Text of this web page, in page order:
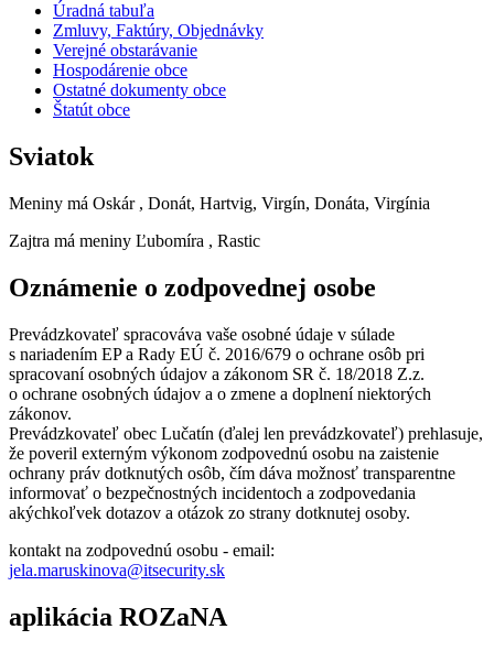
Úradná tabuľa
Zmluvy, Faktúry, Objednávky
Verejné obstarávanie
Hospodárenie obce
Ostatné dokumenty obce
Štatút obce
Sviatok
Meniny má Oskár , Donát, Hartvig, Virgín, Donáta, Virgínia
Zajtra má meniny Ľubomíra , Rastic
Oznámenie o zodpovednej osobe
Prevádzkovateľ spracováva vaše osobné údaje v súlade
s nariadením EP a Rady EÚ č. 2016/679 o ochrane osôb pri
spracovaní osobných údajov a zákonom SR č. 18/2018 Z.z.
o ochrane osobných údajov a o zmene a doplnení niektorých
zákonov.
Prevádzkovateľ obec Lučatín (ďalej len prevádzkovateľ) prehlasuje,
že poveril externým výkonom zodpovednú osobu na zaistenie
ochrany práv dotknutých osôb, čím dáva možnosť transparentne
informovať o bezpečnostných incidentoch a zodpovedania
akýchkoľvek dotazov a otázok zo strany dotknutej osoby.
kontakt na zodpovednú osobu - email:
jela.maruskinova@itsecurity.sk
aplikácia ROZaNA